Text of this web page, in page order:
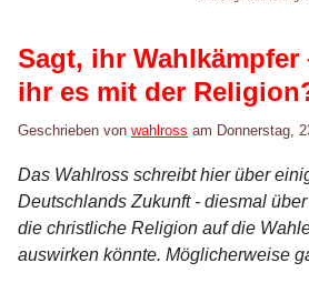
Sagt, ihr Wahlkämpfer
ihr es mit der
Geschrieben von wahlross am Donnerstag,
Das Wahlross schreibt hier über
Deutschlands Zukunft - diesmal
die christliche Religion auf die
auswirken könnte. Möglicherweise